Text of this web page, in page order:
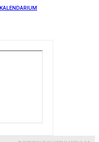
KALENDARIUM